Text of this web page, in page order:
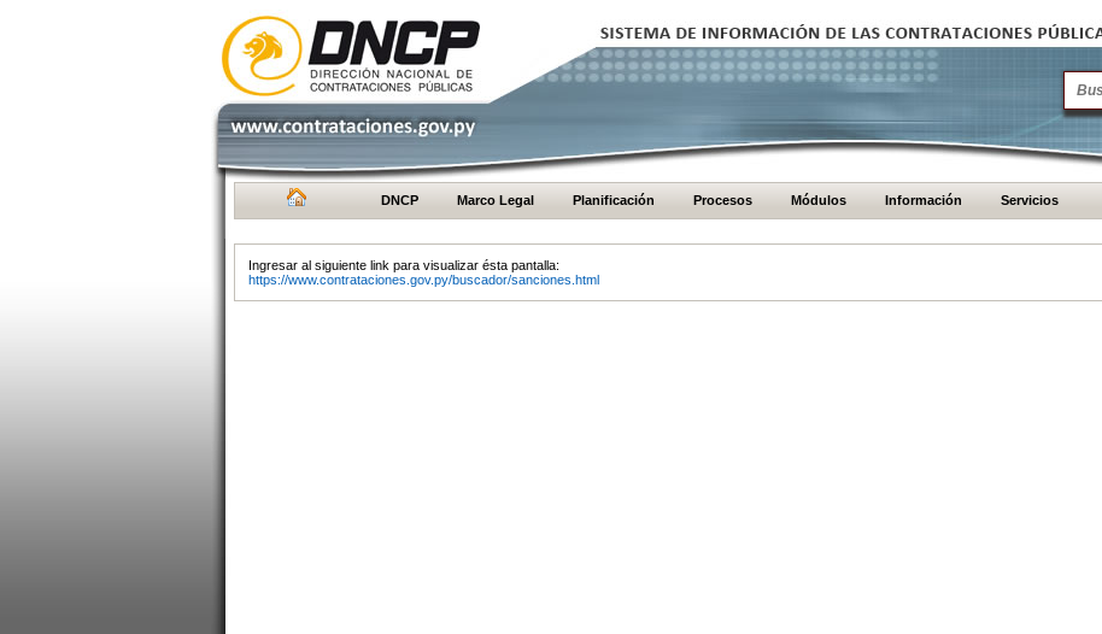
DNCP Marco Legal Planificación Procesos Módulos Información Servicios
Ingresar al siguiente link para visualizar ésta pantalla:
https://www.contrataciones.gov.py/buscador/sanciones.html